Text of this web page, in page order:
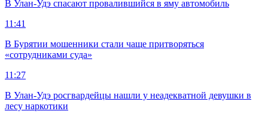
В Улан-Удэ спасают провалившийся в яму автомобиль
11:41
В Бурятии мошенники стали чаще притворяться
«сотрудниками суда»
11:27
В Улан-Удэ росгвардейцы нашли у неадекватной девушки в
лесу наркотики